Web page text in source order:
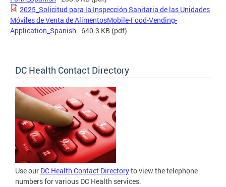
2025_Solicitud para la Inspección Sanitaria de las Unidades
Móviles de Venta de AlimentosMobile-Food-Vending-
Application_Spanish - 640.3 KB (pdf)
DC Health Contact Directory
Use our DC Health Contact Directoryto view the telephone
numbers for various DC Health services.